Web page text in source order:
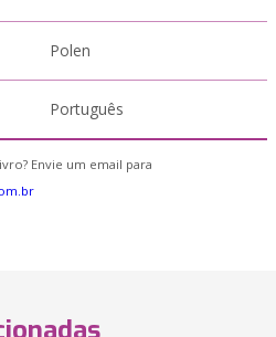
Polen
Português
Envie um email para